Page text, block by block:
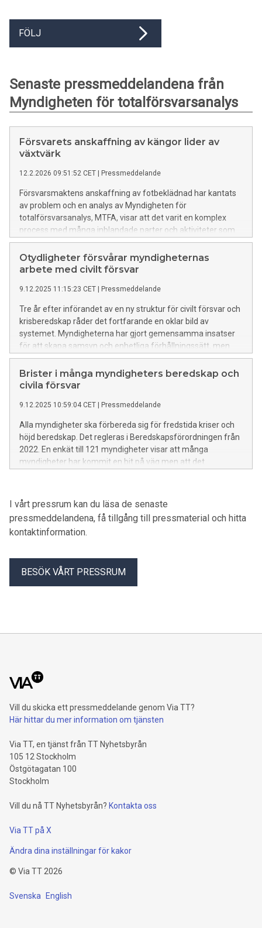
FÖLJ
Senaste pressmeddelandena från
Myndigheten för totalförsvarsanalys
Försvarets anskaffning av kängor lider av
växtvärk
12.2.2026 09:51:52 CET Pressmeddelande
Försvarsmaktens anskaffning av fotbeklädnad har kantats
av problem och en analys av Myndigheten för
totalförsvarsanalys, MTFA, visar att det varit en komplex
process med många inblandade parter och aktiviteter som
måste samordnas. Brister i kompetensförsörjning, långsiktig
planering och samordning mellan olika aktörer har varit
samverkande faktorer som bidragit till förseningar och i
Otydligheter försvårar myndigheternas
arbete med civilt försvar
9.12.2025 11:15:23 CET Pressmeddelande
Tre år efter införandet av en ny struktur för civilt försvar och
krisberedskap råder det fortfarande en oklar bild av
systemet. Myndigheterna har gjort gemensamma insatser
för att skapa samsyn och enhetliga förhållningssätt, men
uppfattar fortfarande roll- och ansvarsfördelningen som
otydlig. MTFA rekommenderar att regeringen synliggör
systemet för det civila försvaret i modeller och principer för
försvaret att inte utvecklas så som tänkt.
Brister i många myndigheters beredskap och
civila försvar
9.12.2025 10:59:04 CET Pressmeddelande
Alla myndigheter ska förbereda sig för fredstida kriser och
höjd beredskap. Det regleras i Beredskapsförordningen från
2022. En enkät till 121 myndigheter visar att många
myndigheter har kommit en bit på väg men att det
att myndigheterna behöver stöd och vägledning i arbetet, att
tolkningarna av förordningen går åt vitt skilda håll, att risk-
och sårbarhetsanalyser saknas och att myndigheterna inte
övar ihop.
I vårt pressrum kan du läsa de senaste
pressmeddelandena, få tillgång till pressmaterial och hitta
kontaktinformation.
BESÖK VÅRT PRESSRUM
Vill du skicka ett pressmeddelande genom Via TT?
Här hittar du mer information om tjänsten
Via TT, en tjänst från TT Nyhetsbyrån
105 12 Stockholm
Östgötagatan 100
Stockholm
Vill du nå TT Nyhetsbyrån? Kontakta oss
Via TT på X
Ändra dina inställningar för kakor
© Via TT 2026
Svenska English